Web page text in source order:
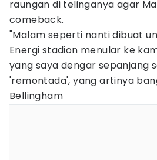
raungan di telinganya agar
comeback.
"Malam seperti nanti dibuat
Energi stadion menular ke
yang saya dengar sepanjang
'remontada', yang artinya
Bellingham